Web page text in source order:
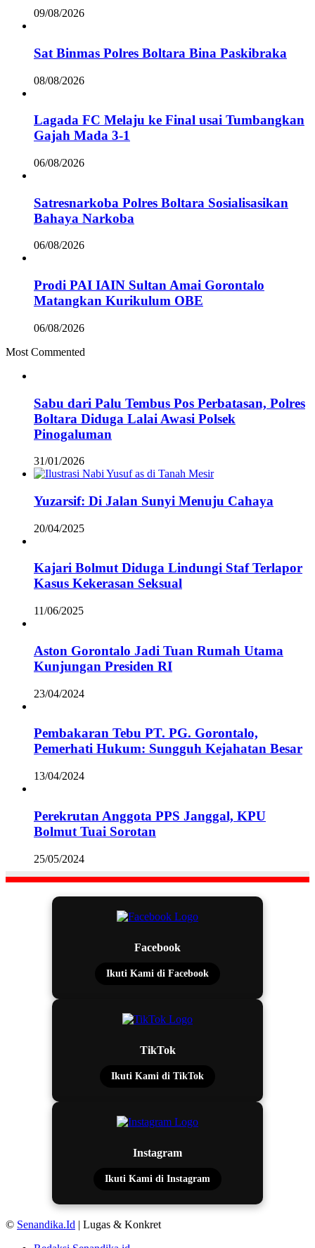
09/08/2026
Sat Binmas Polres Boltara Bina Paskibraka
08/08/2026
Lagada FC Melaju ke Final usai Tumbangkan
Gajah Mada 3-1
06/08/2026
Satresnarkoba Polres Boltara Sosialisasikan
Bahaya Narkoba
06/08/2026
Prodi PAI IAIN Sultan Amai Gorontalo
Matangkan Kurikulum OBE
06/08/2026
Most Commented
Sabu dari Palu Tembus Pos Perbatasan, Polres
Boltara Diduga Lalai Awasi Polsek
Pinogaluman
31/01/2026
Yuzarsif: Di Jalan Sunyi Menuju Cahaya
20/04/2025
Kajari Bolmut Diduga Lindungi Staf Terlapor
Kasus Kekerasan Seksual
11/06/2025
Aston Gorontalo Jadi Tuan Rumah Utama
Kunjungan Presiden RI
23/04/2024
Pembakaran Tebu PT. PG. Gorontalo,
Pemerhati Hukum: Sungguh Kejahatan Besar
13/04/2024
Perekrutan Anggota PPS Janggal, KPU
Bolmut Tuai Sorotan
25/05/2024
Facebook
Ikuti Kami di Facebook
TikTok
Ikuti Kami di TikTok
Instagram
Ikuti Kami di Instagram
© Senandika.Id | Lugas & Konkret